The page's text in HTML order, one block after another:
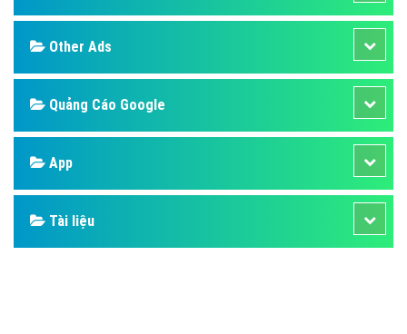
SEO
Banner
Facebook
Google